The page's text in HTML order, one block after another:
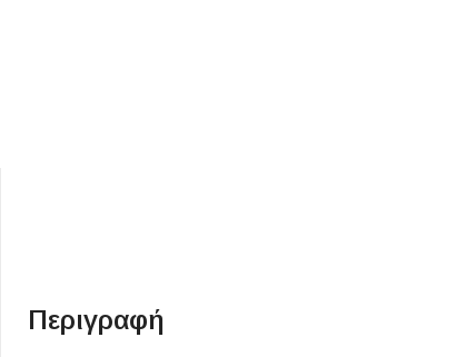
Τοίχου - Δαπέδου Μπάνιου
Περιγραφή